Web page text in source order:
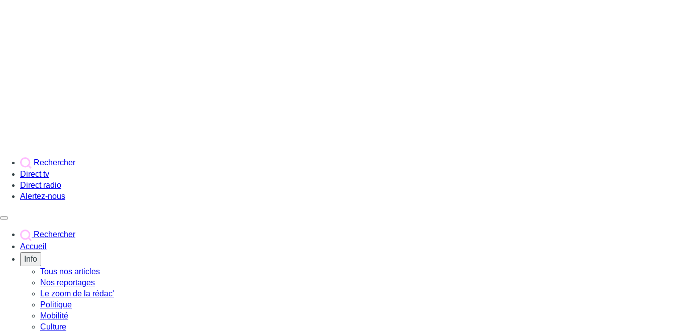
Rechercher
Direct tv
Direct radio
Alertez-nous
Rechercher
Accueil
Info
Tous nos articles
Nos reportages
Le zoom de la rédac'
Politique
Mobilité
Culture